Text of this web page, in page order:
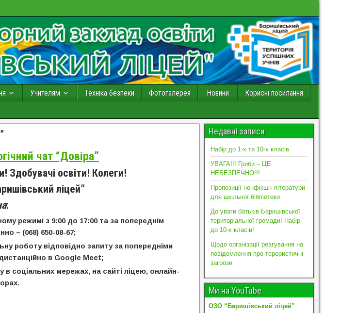
Учителям Техніка безпеки Фотогалерея Новини
Корисні посилання
чат “Довіра”
Здобувачі освіти! Колеги!
ліцей”
:
режимі з 9:00 до 17:00 та за попереднім
– (068) 650-08-67;
роботу відповідно запиту за попередніми
в Google Meet;
в соціальних мережах, на сайті ліцею, онлайн-
Недавні записи
Набір до 1-х та 10-х класів
УВАГА!!! Гриби – ЦЕ
НЕБЕЗПЕЧНО!!!
Пропозиції нонфікшн літератури
для шкільної бібліотеки
До уваги батьків Баришівської
територіальної громади! Набір
до 10-х класів!
Щодо організації реагування на
повідомлення про терористичні
загрози
Ми на YouTube
ОЗО “Баришівський ліцей”